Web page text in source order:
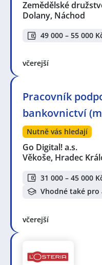
Zemědělské
Dolany, Náchod
49 000 – 55 000
včerejší
Pracovník
bankovnictví
Nutně vás hledají
Go Digital! a.s.
Věkoše, Hradec
31 000 – 45 000
Vhodné také pro
včerejší